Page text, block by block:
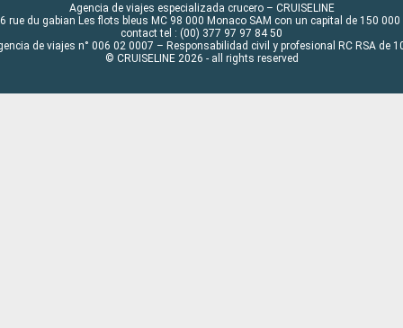
Agencia de viajes especializada crucero – CRUISELINE
rue du gabian Les flots bleus MC 98 000 Monaco SAM con un capital de 150 000
contact tel : (00) 377 97 97 84 50
de viajes n° 006 02 0007 – Responsabilidad civil y profesional RC RSA de
© CRUISELINE 2026 - all rights reserved